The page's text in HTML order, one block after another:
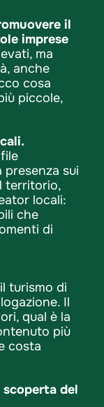
il
imprese
ma
anche
cosa
piccole,
sui
territorio,
locali:
che
di
turismo di
Il
qual è la
più
costa
del